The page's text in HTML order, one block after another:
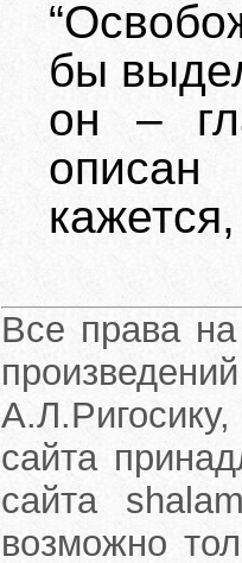
бы
он –
Все права на
сайта
сайта
возможно